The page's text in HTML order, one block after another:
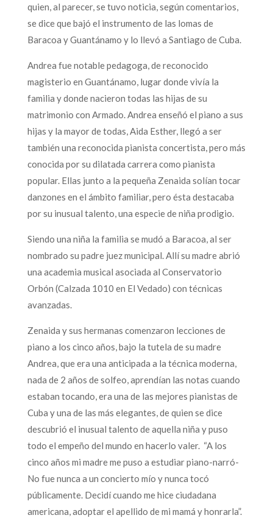
quien, al parecer, se tuvo noticia, según comentarios,
se dice que bajó el instrumento de las lomas de
Baracoa y Guantánamo y lo llevó a Santiago de Cuba.
Andrea fue notable pedagoga, de reconocido
magisterio en Guantánamo, lugar donde vivía la
familia y donde nacieron todas las hijas de su
matrimonio con Armado. Andrea enseñó el piano a sus
hijas y la mayor de todas, Aida Esther, llegó a ser
también una reconocida pianista concertista, pero más
conocida por su dilatada carrera como pianista
popular. Ellas junto a la pequeña Zenaida solían tocar
danzones en el ámbito familiar, pero ésta destacaba
por su inusual talento, una especie de niña prodigio.
Siendo una niña la familia se mudó a Baracoa, al ser
nombrado su padre juez municipal. Allí su madre abrió
una academia musical asociada al Conservatorio
Orbón (Calzada 1010 en El Vedado) con técnicas
avanzadas.
Zenaida y sus hermanas comenzaron lecciones de
piano a los cinco años, bajo la tutela de su madre
Andrea, que era una anticipada a la técnica moderna,
nada de 2 años de solfeo, aprendían las notas cuando
estaban tocando, era una de las mejores pianistas de
Cuba y una de las más elegantes, de quien se dice
descubrió el inusual talento de aquella niña y puso
todo el empeño del mundo en hacerlo valer. “A los
cinco años mi madre me puso a estudiar piano-narró-
No fue nunca a un concierto mío y nunca tocó
públicamente. Decidí cuando me hice ciudadana
americana, adoptar el apellido de mi mamá y honrarla”.